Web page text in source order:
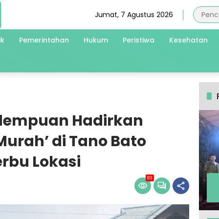
Jumat, 7 Agustus 2026
Pemerintahan Hukum Peristiwa Kesehatan
Hadirkan
di Tano Bato
Lokasi
83